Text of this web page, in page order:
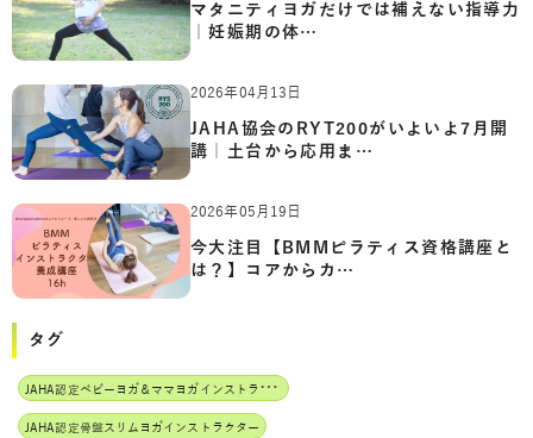
マタニティヨガだけでは補えない指導力
｜妊娠期の体…
2026年04月13日
JAHA協会のRYT200がいよいよ7月開
講｜土台から応用ま…
2026年05月19日
今大注目【BMMピラティス資格講座と
は？】コアからカ…
タグ
J
AHA認定ベビーヨガ＆ママヨガインストラクター
JAHA認定骨盤スリムヨガインストラクター